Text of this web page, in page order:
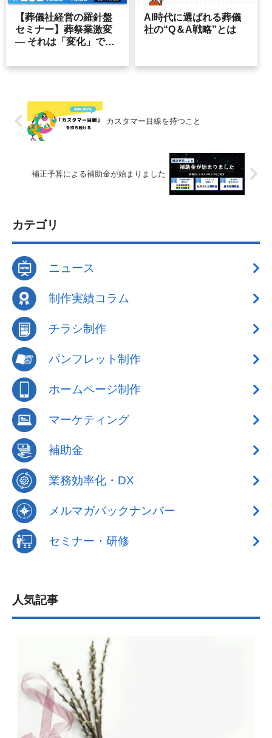
【葬儀社経営の羅針盤
セミナー】葬祭業激変
― それは「変化」では
す
AI時代に選ばれる葬儀
社の“Q＆A戦略”とは
カスタマー目線を持つこと
補正予算による補助金が始まりました
カテゴリ
ニュース
制作実績コラム
チラシ制作
パンフレット制作
ホームページ制作
マーケティング
補助金
業務効率化・DX
メルマガバックナンバー
セミナー・研修
人気記事